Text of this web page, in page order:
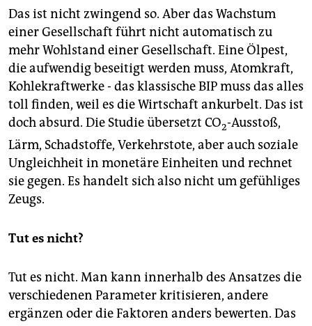
Verkehrsunfälle, Kriminalität, sowie Veränderungen
der Kapitalbilanz. Am 8. Juni wird das "grüne BIP" auf
einem Wirtschaftskongress in Kiel vorgestellt.
Das ist nicht zwingend so. Aber das Wachstum
einer Gesellschaft führt nicht automatisch zu
mehr Wohlstand einer Gesellschaft. Eine Ölpest,
die aufwendig beseitigt werden muss, Atomkraft,
Kohlekraftwerke - das klassische BIP muss das alles
toll finden, weil es die Wirtschaft ankurbelt. Das ist
doch absurd. Die Studie übersetzt CO2-Ausstoß,
Lärm, Schadstoffe, Verkehrstote, aber auch soziale
Ungleichheit in monetäre Einheiten und rechnet
sie gegen. Es handelt sich also nicht um gefühliges
Zeugs.
Tut es nicht?
Tut es nicht. Man kann innerhalb des Ansatzes die
verschiedenen Parameter kritisieren, andere
ergänzen oder die Faktoren anders bewerten. Das